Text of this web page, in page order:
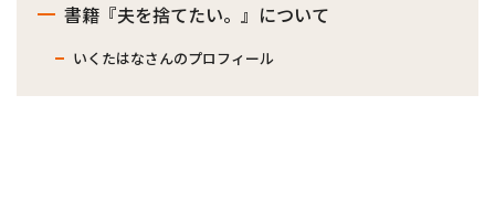
書籍『夫を捨てたい。』について
いくたはなさんのプロフィール